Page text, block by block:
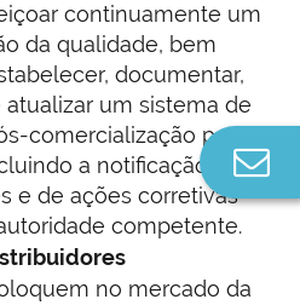
continuamente um
da qualidade, bem
documentar,
um sistema de
comercialização para
a notificação de
e de ações corretivas
competente.
no mercado da